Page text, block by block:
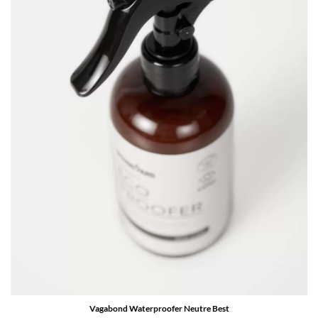
Vagabond Waterproofer Neutre Best